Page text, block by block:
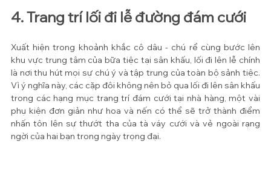
4. Trang trí lối đi lễ đường đám cưới
Xuất hiện trong khoảnh khắc cô dâu - chú rể cùng bước lên
khu vực trung tâm của bữa tiệc tại sân khấu, lối đi lên lễ chính
là nơi thu hút mọi sự chú ý và tập trung của toàn bộ sảnh tiệc.
Vì ý nghĩa này, các cặp đôi không nên bỏ qua lối đi lên sân khấu
trong các hạng mục trang trí đám cưới tại nhà hàng, một vài
phụ kiện đơn giản như hoa và nến có thể sẽ trở thành điểm
nhấn tôn lên sự thướt tha của tà váy cưới và vẻ ngoài rạng
ngời của hai bạn trong ngày trọng đại.